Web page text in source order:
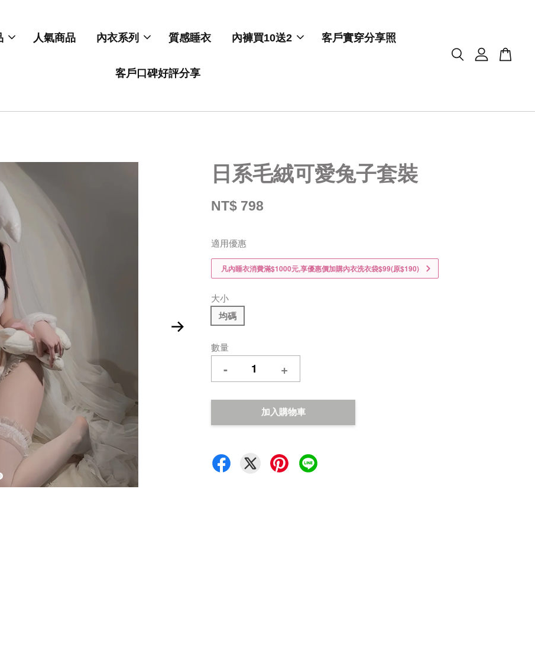
人氣商品 內衣系列 質感睡衣 內褲買10送2 客戶實穿分享照
客戶口碑好評分享
日系毛絨可愛兔子套裝
NT$ 798
適用優惠
凡內睡衣消費滿$1000元,享優惠價加購內衣洗衣袋$99(原$190)
大小
均碼
數量
- +
加入購物車